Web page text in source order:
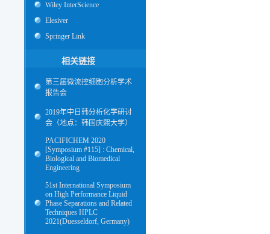
Wiley InterScience
Elesiver
Springer Link
相关链接
第三届微流控细胞分析学术
报告会
2019年中日韩分析化学研讨
会（地点：韩国庆熙大学）
PACIFICHEM 2020
[Symposium #115] : Chemical,
Biological and Biomedical
Engineering
51st International Symposium
on High Performance Liquid
Phase Separations and Related
Techniques HPLC
2021(Duesseldorf, Germany)